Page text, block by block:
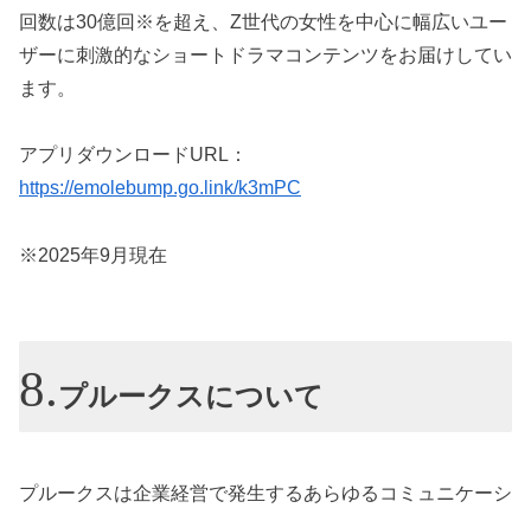
回数は30億回※を超え、Z世代の女性を中心に幅広いユー
ザーに刺激的なショートドラマコンテンツをお届けしてい
ます。
アプリダウンロードURL：
https://emolebump.go.link/k3mPC
※2025年9月現在
プルークスについて
プルークスは企業経営で発生するあらゆるコミュニケーシ